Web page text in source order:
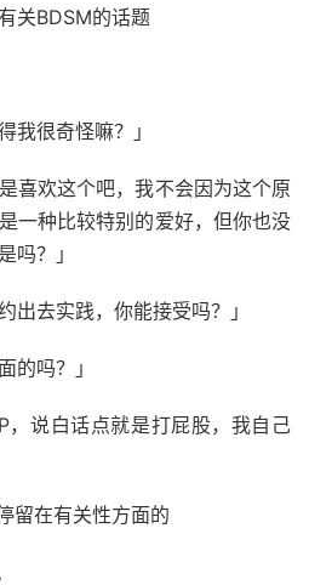
关BDSM的话题
我很奇怪嘛？」
喜欢这个吧，我不会因为这个原
一种比较特别的爱好，但你也没
吗？」
出去实践，你能接受吗？」
的吗？」
，说白话点就是打屁股，我自己
留在有关性方面的